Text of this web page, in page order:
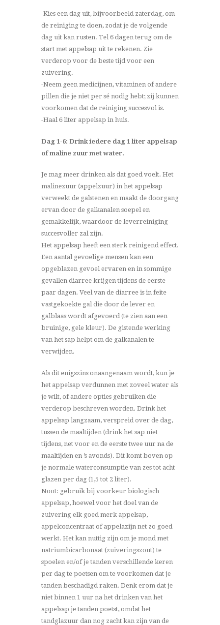
-Kies een dag uit, bijvoorbeeld zaterdag, om
de reiniging te doen, zodat je de volgende
dag uit kan rusten. Tel 6 dagen terug om de
start met appelsap uit te rekenen. Zie
verderop voor de beste tijd voor een
zuivering.
-Neem geen medicijnen, vitaminen of andere
pillen die je niet per sé nodig hebt; zij kunnen
voorkomen dat de reiniging succesvol is.
-Haal 6 liter appelsap in huis.
Dag 1-6: Drink iedere dag 1 liter appelsap
of maline zuur met water.
Je mag meer drinken als dat goed voelt. Het
malinezuur (appelzuur) in het appelsap
verweekt de galstenen en maakt de doorgang
ervan door de galkanalen soepel en
gemakkelijk, waardoor de leverreiniging
succesvoller zal zijn.
Het appelsap heeft een sterk reinigend effect.
Een aantal gevoelige mensen kan een
opgeblazen gevoel ervaren en in sommige
gevallen diarree krijgen tijdens de eerste
paar dagen. Veel van de diarree is in feite
vastgekoekte gal die door de lever en
galblaas wordt afgevoerd (te zien aan een
bruinige, gele kleur). De gistende werking
van het sap helpt om de galkanalen te
verwijden.
Als dit enigszins onaangenaam wordt, kun je
het appelsap verdunnen met zoveel water als
je wilt, of andere opties gebruiken die
verderop beschreven worden. Drink het
appelsap langzaam, verspreid over de dag,
tussen de maaltijden (drink het sap niet
tijdens, net voor en de eerste twee uur na de
maaltijden en ’s avonds). Dit komt boven op
je normale waterconsumptie van zes tot acht
glazen per dag (1,5 tot 2 liter).
Noot: gebruik bij voorkeur biologisch
appelsap, hoewel voor het doel van de
zuivering elk goed merk appelsap,
appelconcentraat of appelazijn net zo goed
werkt. Het kan nuttig zijn om je mond met
natriumbicarbonaat (zuiveringszout) te
spoelen en/of je tanden verschillende keren
per dag te poetsen om te voorkomen dat je
tanden beschadigd raken. Denk erom dat je
niet binnen 1 uur na het drinken van het
appelsap je tanden poetst, omdat het
tandglazuur dan nog zacht kan zijn van de